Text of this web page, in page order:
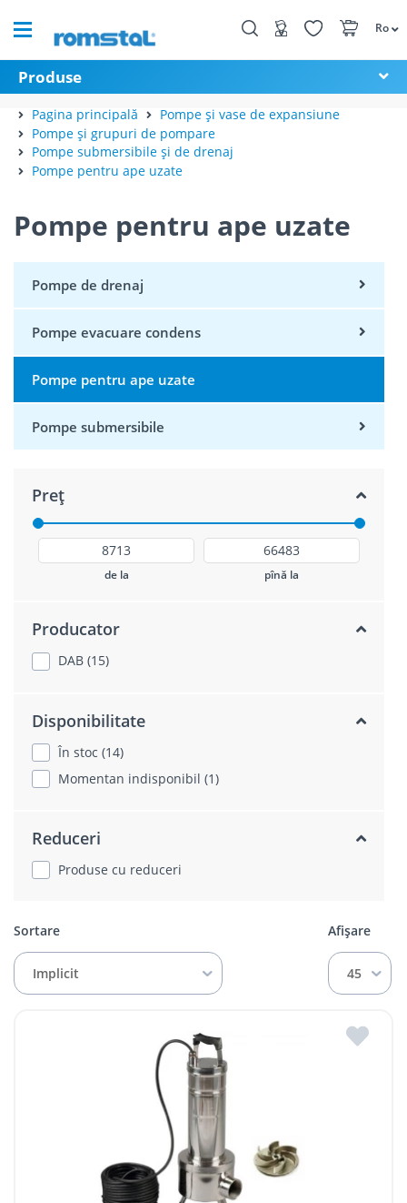
Ro
Produse
Pagina principală
Pompe și vase de expansiune
Pompe și grupuri de pompare
Pompe submersibile și de drenaj
Pompe pentru ape uzate
Pompe pentru ape uzate
Pompe de drenaj
Pompe evacuare condens
Pompe pentru ape uzate
Pompe submersibile
Preț
de la pînă la
Producator
DAB (15)
Disponibilitate
În stoc (14)
Momentan indisponibil (1)
Reduceri
Produse cu reduceri
Sortare
Implicit
Afișare
45